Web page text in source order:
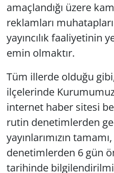
amaçlandığı üzere
reklamları
yayıncılık faaliyetinin
emin olmaktır.
Tüm illerde olduğu
ilçelerinde
internet haber sitesi
rutin denetimlerden
yayınlarımızın
denetimlerden 6 gün
tarihinde